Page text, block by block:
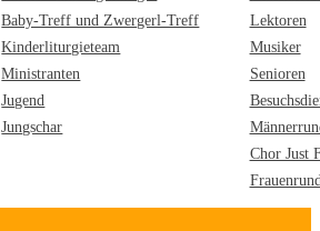
Baby-Treff und Zwergerl-Treff
Kinderliturgieteam
Ministranten
Jugend
Jungschar
Lektoren
Musiker
Senioren
Chor Just